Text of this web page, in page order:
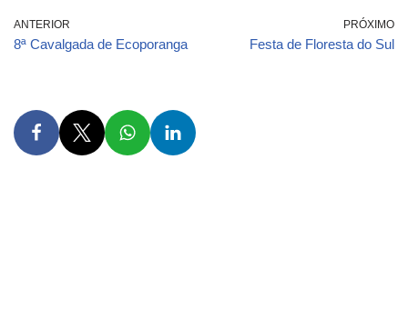
ANTERIOR
8ª Cavalgada de Ecoporanga
PRÓXIMO
Festa de Floresta do Sul